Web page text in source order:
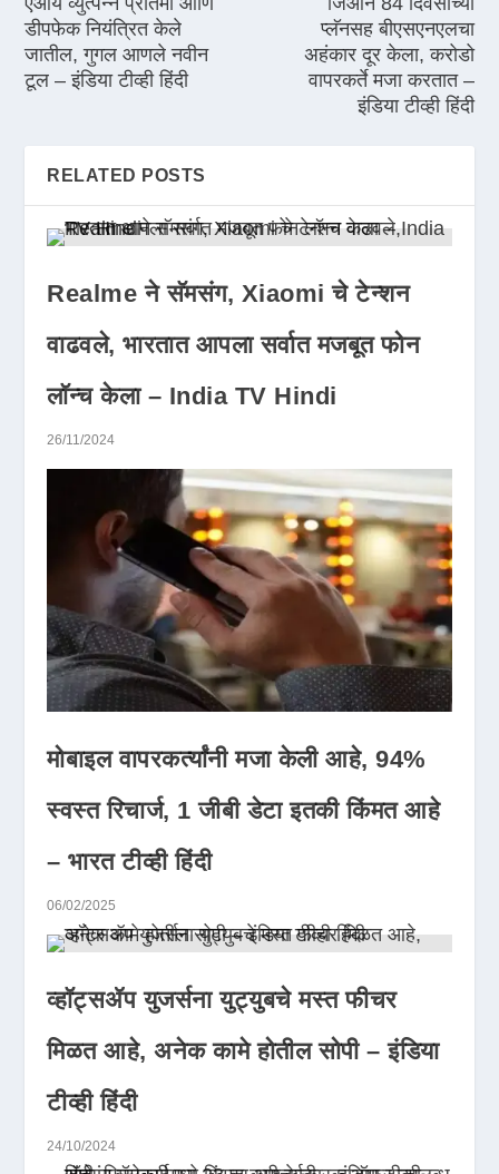
डीपफेक नियंत्रित केले
जातील, गुगल आणले नवीन
टूल – इंडिया टीव्ही हिंदी
प्लॅनसह बीएसएनएलचा
अहंकार दूर केला, करोडो
वापरकर्ते मजा करतात –
इंडिया टीव्ही हिंदी
RELATED POSTS
Realme ने सॅमसंग, Xiaomi चे टेन्शन
वाढवले, भारतात आपला सर्वात मजबूत फोन
लॉन्च केला – India TV Hindi
26/11/2024
मोबाइल वापरकर्त्यांनी मजा केली आहे, 94%
स्वस्त रिचार्ज, 1 जीबी डेटा इतकी किंमत आहे
– भारत टीव्ही हिंदी
06/02/2025
व्हॉट्सॲप युजर्सना युट्युबचे मस्त फीचर
मिळत आहे, अनेक कामे होतील सोपी – इंडिया
टीव्ही हिंदी
24/10/2024